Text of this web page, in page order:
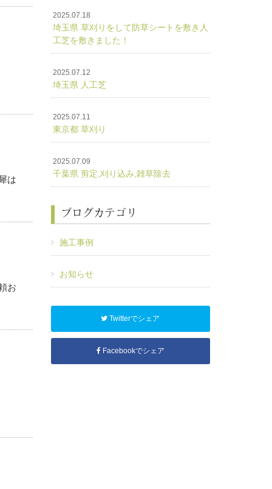
気
は
気
お
2025.07.18
埼玉県 草刈りをして防草シートを敷き人
工芝を敷きました！
2025.07.12
埼玉県 人工芝
2025.07.11
東京都 草刈り
2025.07.09
千葉県 剪定,刈り込み,雑草除去
ブログカテゴリ
施工事例
お知らせ
Twitterでシェア
Facebookでシェア